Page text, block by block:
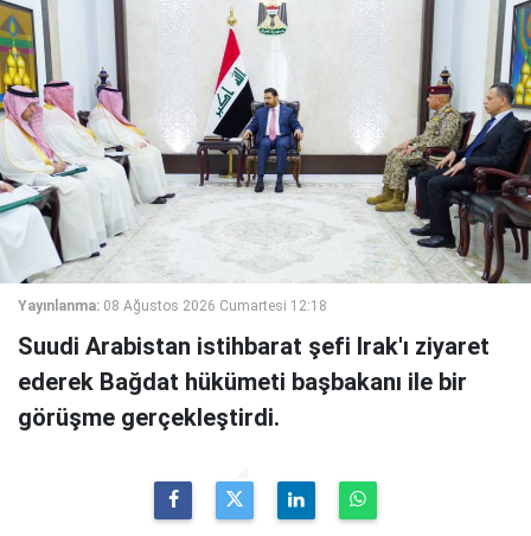
Yayınlanma: 08 Ağustos 2026 Cumartesi 12:18
Suudi Arabistan istihbarat şefi Irak'ı ziyaret
ederek Bağdat hükümeti başbakanı ile bir
görüşme gerçekleştirdi.